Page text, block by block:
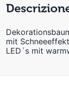
mit
LED´s mit